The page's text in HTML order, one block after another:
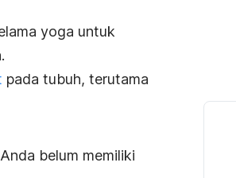
yoga untuk
pada tubuh, terutama
belum memiliki